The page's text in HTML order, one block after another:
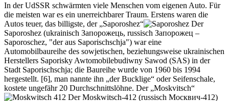
In der UdSSR schwärmten viele Menschen vom eigenen Auto. Für
die meisten war es ein unerreichbarer Traum. Erstens waren die
Autos teuer, das billigste, der
Saporoshez
Der
Saporoshez (ukrainisch Запорожець, russisch Запорожец –
Saporoschez, "der aus Saporischschja") war eine
Automobilbaureihe des sowjetischen, beziehungsweise ukrainischen
Herstellers Saporisky Awtomobilebudiwny Sawod (SAS) in der
Stadt Saporischschja; die Baureihe wurde von 1960 bis 1994
hergestellt. [6], man nannte ihn der Bucklige
oder Seifenschale,
kostete ungefähr 20 Durchschnittslöhne. Der Moskvitsch
Der Moskwitsch-412 (russisch Москвич-412)